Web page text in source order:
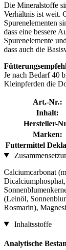
Die Mineralstoffe
Verhältnis ist weit.
Spurenelementen
dass eine bessere
Spurenelemente
dass auch die
Je nach Bedarf 40
Kleinpferden die
Art.-Nr.:
Inhalt:
Hersteller-
Marken:
Futtermittel
Calciumcarbonat
(Leinöl,
Rosmarin),
Inhaltsstoffe
Analytische